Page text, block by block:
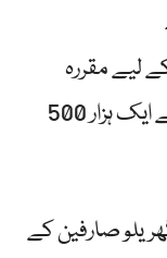
لیے مقررہ
چارجز بھی 50 فیصد بڑھا کر ایک ہزار سے ایک ہزار 500
صارفین کے